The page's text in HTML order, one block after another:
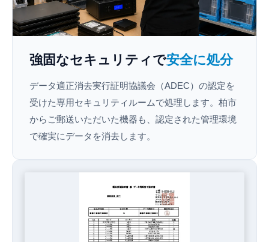
強固なセキュリティで安全に処分
データ適正消去実行証明協議会（ADEC）の認定を
受けた専用セキュリティルームで処理します。柏市
からご郵送いただいた機器も、認定された管理環境
で確実にデータを消去します。